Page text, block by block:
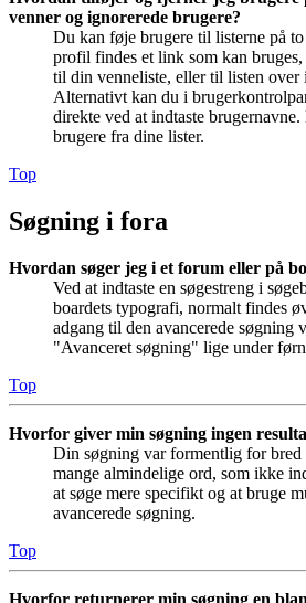
venner og ignorerede brugere?
Du kan føje brugere til listerne på
profil findes et link som kan
til din venneliste, eller til listen over
Alternativt kan du i
direkte ved at indtaste
brugere fra dine lister.
Top
Søgning i fora
Hvordan søger jeg i et forum eller på
Ved at indtaste en søgestreng i
boardets typografi, normalt findes
adgang til den avancerede søgning
"Avanceret søgning" lige under
Top
Hvorfor giver min søgning ingen
Din søgning var formentlig for
mange almindelige ord, som ikke
at søge mere specifikt og at bruge
avancerede søgning.
Top
Hvorfor returnerer min søgning en